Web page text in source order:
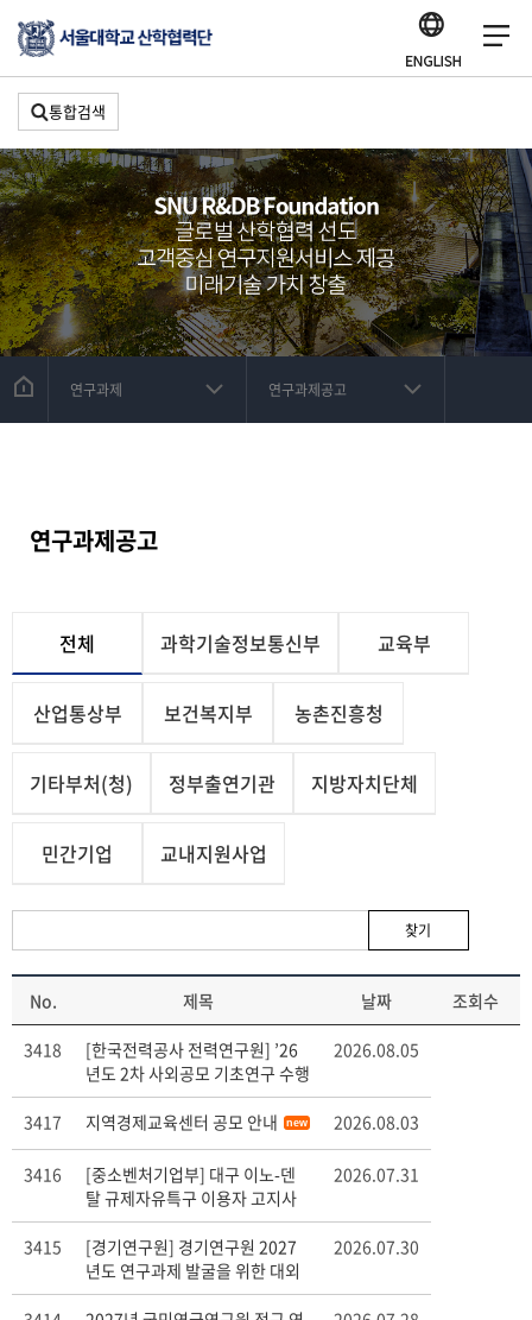
통합검색
연구과제 연구과제공고
연구과제공고
전체 과학기술정보통신부 교육부
산업통상부 보건복지부 농촌진흥청
기타부처(청) 정부출연기관 지방자치단체
민간기업 교내지원사업
찾기
No. 제목 날짜 조회수
3418
[한국전력공사 전력연구원] ’26
년도 2차 사외공모 기초연구 수행
기관 모집
new
2026.08.05
3417 지역경제교육센터 공모 안내 new 2026.08.03
3416
[중소벤처기업부] 대구 이노-덴
탈 규제자유특구 이용자 고지사
항
new
2026.07.31
3415
[경기연구원] 경기연구원 2027
년도 연구과제 발굴을 위한 대외
연구수요조사
2026.07.30